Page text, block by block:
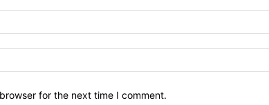
for the next time I comment.